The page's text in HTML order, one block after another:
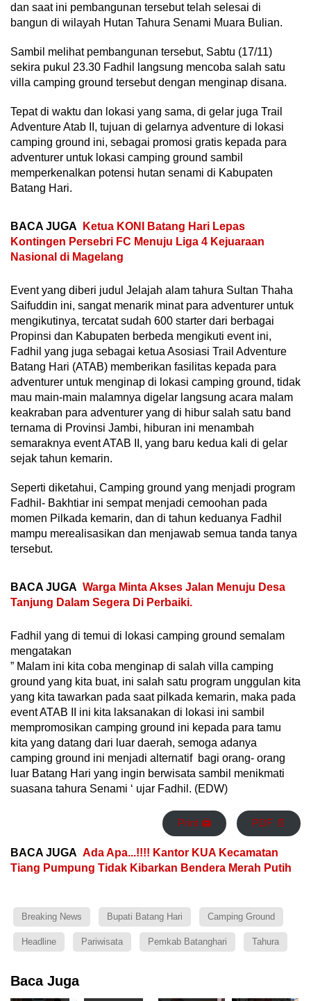
dan saat ini pembangunan tersebut telah selesai di
bangun di wilayah Hutan Tahura Senami Muara Bulian.
Sambil melihat pembangunan tersebut, Sabtu (17/11)
sekira pukul 23.30 Fadhil langsung mencoba salah satu
villa camping ground tersebut dengan menginap disana.
Tepat di waktu dan lokasi yang sama, di gelar juga Trail
Adventure Atab II, tujuan di gelarnya adventure di lokasi
camping ground ini, sebagai promosi gratis kepada para
adventurer untuk lokasi camping ground sambil
memperkenalkan potensi hutan senami di Kabupaten
Batang Hari.
BACA JUGA
Ketua KONI Batang Hari Lepas
Kontingen Persebri FC Menuju Liga 4 Kejuaraan
Nasional di Magelang
Event yang diberi judul Jelajah alam tahura Sultan Thaha
Saifuddin ini, sangat menarik minat para adventurer untuk
mengikutinya, tercatat sudah 600 starter dari berbagai
Propinsi dan Kabupaten berbeda mengikuti event ini,
Fadhil yang juga sebagai ketua Asosiasi Trail Adventure
Batang Hari (ATAB) memberikan fasilitas kepada para
adventurer untuk menginap di lokasi camping ground, tidak
mau main-main malamnya digelar langsung acara malam
keakraban para adventurer yang di hibur salah satu band
ternama di Provinsi Jambi, hiburan ini menambah
semaraknya event ATAB II, yang baru kedua kali di gelar
sejak tahun kemarin.
Seperti diketahui, Camping ground yang menjadi program
Fadhil- Bakhtiar ini sempat menjadi cemoohan pada
momen Pilkada kemarin, dan di tahun keduanya Fadhil
mampu merealisasikan dan menjawab semua tanda tanya
tersebut.
BACA JUGA Warga Minta Akses Jalan Menuju Desa
Tanjung Dalam Segera Di Perbaiki.
Fadhil yang di temui di lokasi camping ground semalam
mengatakan
” Malam ini kita coba menginap di salah villa camping
ground yang kita buat, ini salah satu program unggulan kita
yang kita tawarkan pada saat pilkada kemarin, maka pada
event ATAB II ini kita laksanakan di lokasi ini sambil
mempromosikan camping ground ini kepada para tamu
kita yang datang dari luar daerah, semoga adanya
camping ground ini menjadi alternatif bagi orang- orang
luar Batang Hari yang ingin berwisata sambil menikmati
suasana tahura Senami ‘ ujar Fadhil. (EDW)
Print 🖨 PDF 📄
BACA JUGA Ada Apa...!!!! Kantor KUA Kecamatan
Tiang Pumpung Tidak Kibarkan Bendera Merah Putih
Breaking News Bupati Batang Hari Camping Ground
Headline Pariwisata Pemkab Batanghari Tahura
Baca Juga